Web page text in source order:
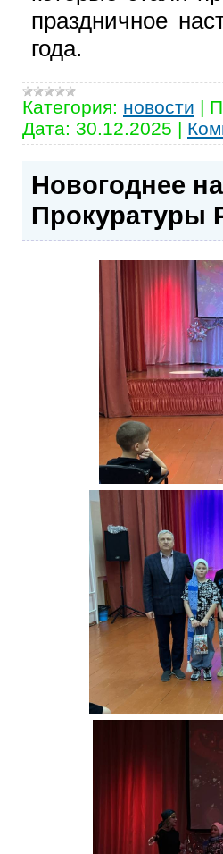
праздничное
года.
Категория: новости |
Дата: 30.12.2025 |
Новогоднее
Прокуратуры